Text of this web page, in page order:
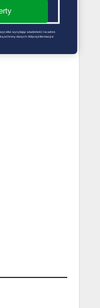
wysyłając wiadomość na adres
ochrony danych. Więcej informacji w